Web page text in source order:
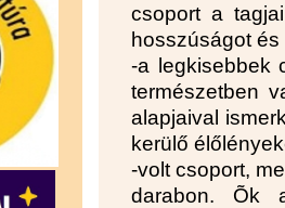
csoport a
hosszúságot
-a legkisebbek
természetben
alapjaival
kerülő
-volt csoport,
darabon. Õk